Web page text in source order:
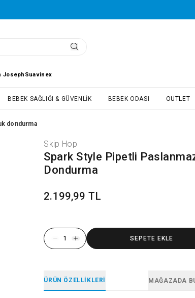
Joseph Suavinex
BEBEK SAĞLIĞI & GÜVENLIK BEBEK ODASI OUTLET
dondurma
Skip Hop
Spark Style Pipetli
Dondurma
2.199,99 TL
SEPETE EKLE
ÜRÜN ÖZELLIKLERI MAĞAZADA